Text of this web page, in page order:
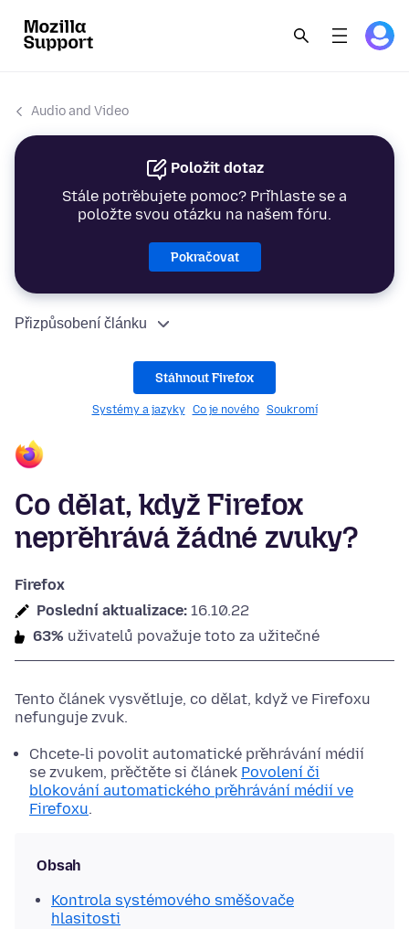
Audio and Video
Položit dotaz
Stále potřebujete pomoc? Přihlaste se a
položte svou otázku na našem fóru.
Pokračovat
Přizpůsobení článku
Stáhnout Firefox
Systémy a jazyky Co je nového Soukromí
Co dělat, když Firefox
nepřehrává žádné zvuky?
Firefox
Poslední aktualizace: 16.10.22
63% uživatelů považuje toto za užitečné
Tento článek vysvětluje, co dělat, když ve Firefoxu
nefunguje zvuk.
Chcete-li povolit automatické přehrávání médií
se zvukem, přečtěte si článek Povolení či
blokování automatického přehrávání médií ve
Firefoxu.
Obsah
Kontrola systémového směšovače
hlasitosti